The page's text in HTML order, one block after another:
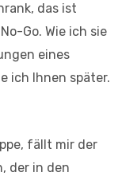
das ist
Go. Wie ich sie
eines
ich Ihnen später.
fällt mir der
der in den